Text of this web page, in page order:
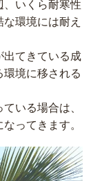
いくら耐寒性
環境には耐え
てきている成
境に移される
いる場合は、
ってきます。